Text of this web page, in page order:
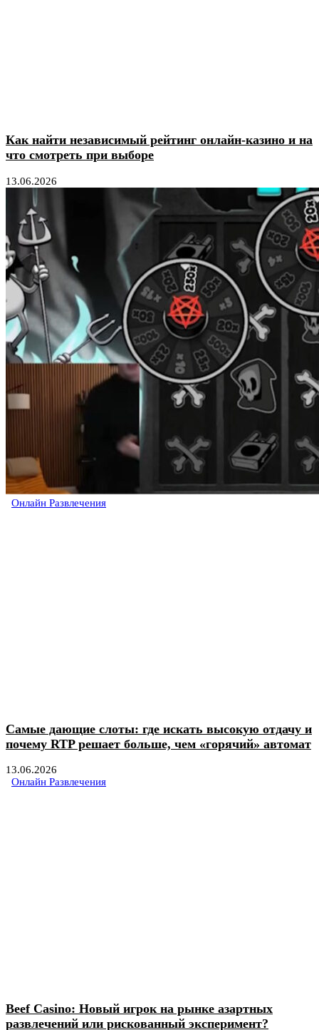
Как найти независимый рейтинг онлайн-казино и на
что смотреть при выборе
13.06.2026
Онлайн Развлечения
Самые дающие слоты: где искать высокую отдачу и
почему RTP решает больше, чем «горячий» автомат
13.06.2026
Онлайн Развлечения
Beef Casino: Новый игрок на рынке азартных
развлечений или рискованный эксперимент?